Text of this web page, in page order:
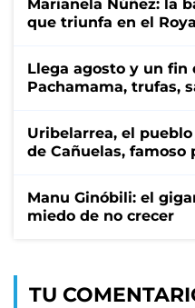
Marianela Núñez: la
que triunfa en el
Llega agosto y un fin
Pachamama, trufas,
Uribelarrea, el
de Cañuelas, famoso
Manu Ginóbili: el
miedo de no crecer
TU